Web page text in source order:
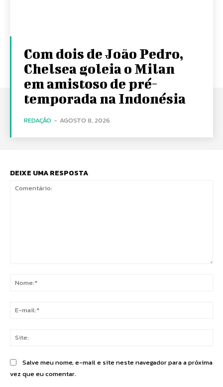
Com dois de João Pedro,
Chelsea goleia o Milan
em amistoso de pré-
temporada na Indonésia
REDAÇÃO - AGOSTO 8, 2026
DEIXE UMA RESPOSTA
Salve meu nome, e-mail e site neste navegador para a próxima
vez que eu comentar.